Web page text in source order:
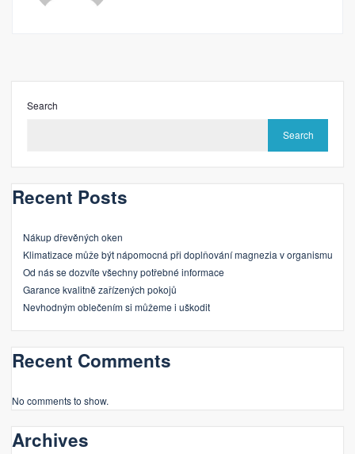
Search
Search
Recent Posts
Nákup dřevěných oken
Klimatizace může být nápomocná při doplňování magnezia v organismu
Od nás se dozvíte všechny potřebné informace
Garance kvalitně zařízených pokojů
Nevhodným oblečením si můžeme i uškodit
Recent Comments
No comments to show.
Archives